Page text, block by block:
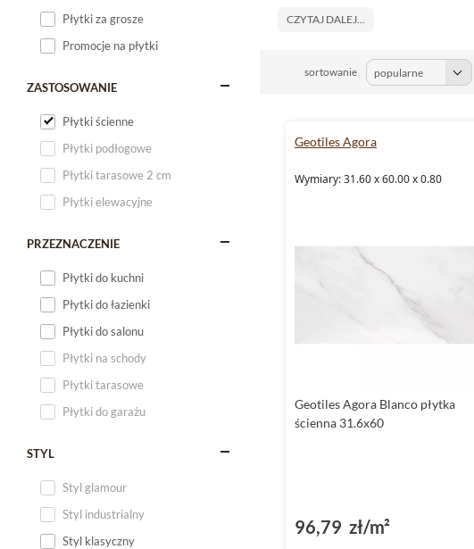
Płytki za grosze
Promocje na płytki
ZASTOSOWANIE
Płytki ścienne
Płytki podłogowe
Płytki tarasowe 2 cm
Płytki elewacyjne
PRZEZNACZENIE
Płytki do kuchni
Płytki do łazienki
Płytki do salonu
Płytki na schody
Płytki tarasowe
Płytki do garażu
STYL
Styl glamour
Styl industrialny
Styl klasyczny
CZYTAJ DALEJ...
sortowanie
Geotiles Agora
Wymiary: 31.60 x 60.00 x 0.80
Geotiles Agora Blanco płytka
ścienna 31.6x60
96,79 zł/m²